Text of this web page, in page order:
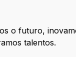
o futuro,
talentos.